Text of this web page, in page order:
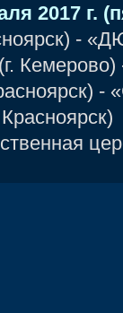
2017 г.
-
-
Красноярск)